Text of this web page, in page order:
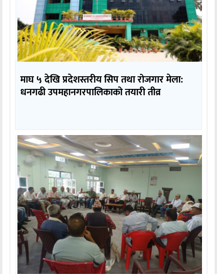
माघ ५ देखि प्रदेशस्तरीय सिप तथा रोजगार मेला:
धनगढी उपमहानगरपालिकाको तयारी तीव्र